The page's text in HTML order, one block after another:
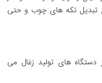
تبدیل تکه های چوب و حتی
دستگاه های تولید زغال می